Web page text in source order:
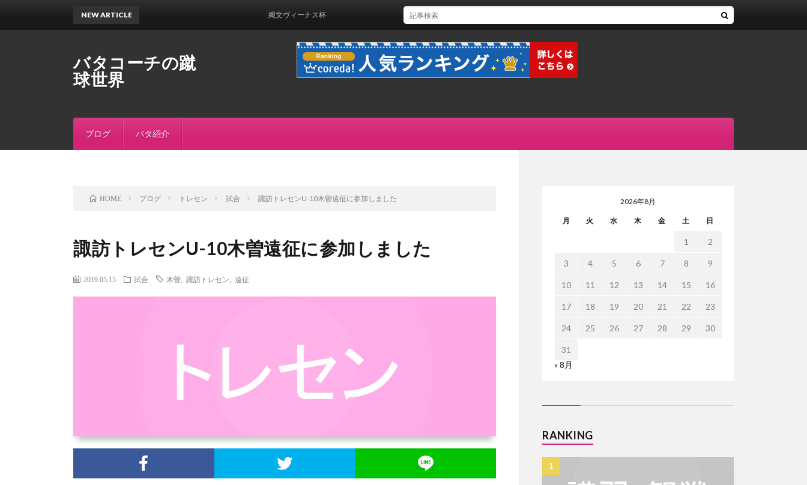
バタコーチの蹴
球世界
ブログ バタ紹介
NEW ARTICLE 縄文ヴィーナス杯
HOME ブログ トレセン 試合 諏訪トレセンU-10木曽遠征に参加しました
諏訪トレセンU-10木曽遠征に参加しました
2019.05.15 試合 木曽 諏訪トレセン 遠征
2026年8月
月 火 水 木 金 土 日
1 2
3 4 5 6 7 8 9
10 11 12 13 14 15 16
17 18 19 20 21 22 23
24 25 26 27 28 29 30
31
« 8月
RANKING